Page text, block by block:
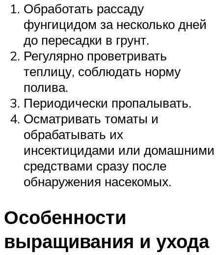
Обработать рассаду
фунгицидом за несколько дней
до пересадки в грунт.
Регулярно проветривать
теплицу, соблюдать норму
полива.
Периодически пропалывать.
Осматривать томаты и
обрабатывать их
инсектицидами или домашними
средствами сразу после
обнаружения насекомых.
Особенности
выращивания и ухода